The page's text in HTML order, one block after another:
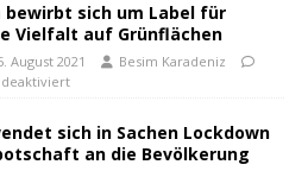
bewirbt sich um Label für
Vielfalt auf Grünflächen
August 2021
Besim Karadeniz
sich in Sachen Lockdown
an die Bevölkerung